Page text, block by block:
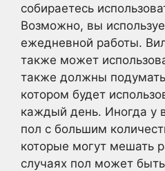
собираетесь
Возможно, вы
ежедневной работы.
также может
также должны
котором будет
каждый день. Иногда у
пол с большим
которые могут мешать
случаях пол может